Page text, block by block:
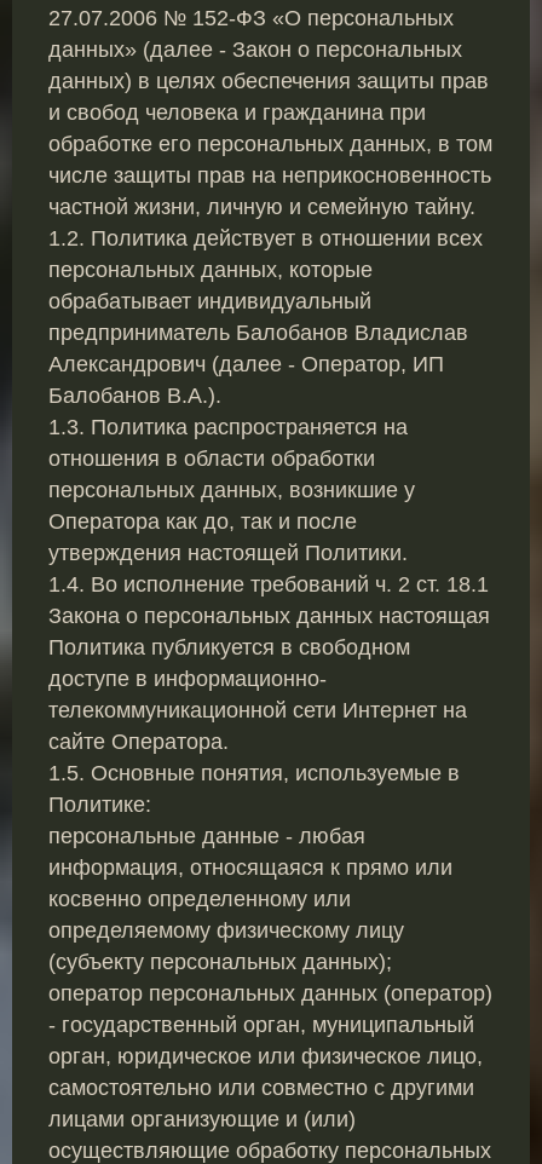
27.07.2006 № 152-ФЗ «О персональных
данных» (далее - Закон о персональных
данных) в целях обеспечения защиты прав
и свобод человека и гражданина при
обработке его персональных данных, в том
числе защиты прав на неприкосновенность
частной жизни, личную и семейную тайну.
1.2. Политика действует в отношении всех
персональных данных, которые
обрабатывает индивидуальный
предприниматель Балобанов Владислав
Александрович (далее - Оператор, ИП
Балобанов В.А.).
1.3. Политика распространяется на
отношения в области обработки
персональных данных, возникшие у
Оператора как до, так и после
утверждения настоящей Политики.
1.4. Во исполнение требований ч. 2 ст. 18.1
Закона о персональных данных настоящая
Политика публикуется в свободном
доступе в информационно-
телекоммуникационной сети Интернет на
сайте Оператора.
1.5. Основные понятия, используемые в
Политике:
персональные данные - любая
информация, относящаяся к прямо или
косвенно определенному или
определяемому физическому лицу
(субъекту персональных данных);
оператор персональных данных (оператор)
- государственный орган, муниципальный
орган, юридическое или физическое лицо,
самостоятельно или совместно с другими
лицами организующие и (или)
осуществляющие обработку персональных